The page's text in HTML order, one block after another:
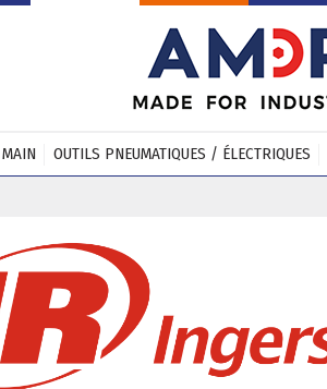
OUTILS PNEUMATIQUES / ÉLECTRIQUES